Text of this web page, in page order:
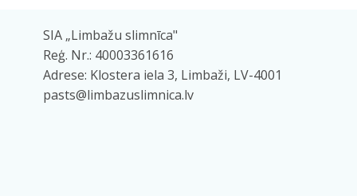
SIA „Limbažu slimnīca"
Reģ. Nr.: 40003361616
Adrese: Klostera iela 3, Limbaži, LV-4001
pasts@limbazuslimnica.lv